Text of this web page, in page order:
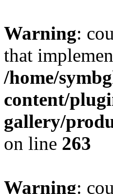
Warning:
that
/home/
content/
gallery/
on line 263
Warning: